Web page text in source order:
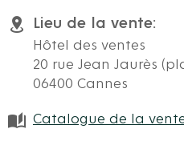
Lieu de la vente:
Hôtel des ventes
20 rue Jean Jaurès
06400 Cannes
Catalogue de la vente